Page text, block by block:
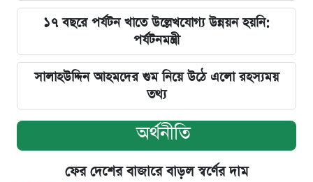
১৭ বছরে পর্যটন খাতে উল্লেখযোগ্য উন্নয়ন হয়নি:
পর্যটনমন্ত্রী
সালাহউদ্দিন আহমদের গুম নিয়ে উঠে এলো রহস্যময়
তথ্য
অর্থনীতি
ফের দেশের বাজারে বাড়ল স্বর্ণের দাম